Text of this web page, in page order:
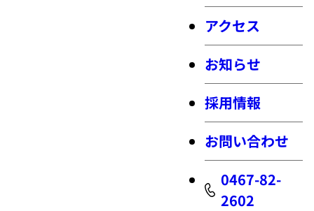
アクセス
お知らせ
採用情報
お問い合わせ
0467-82-
2602